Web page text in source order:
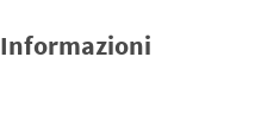
Informazioni